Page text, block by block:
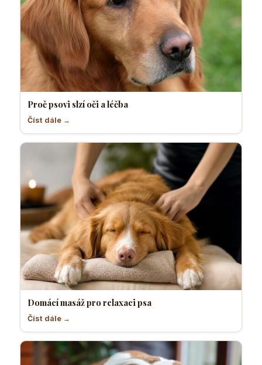
Proč psovi slzí oči a léčba
Číst dále →
Domácí masáž pro relaxaci psa
Číst dále →